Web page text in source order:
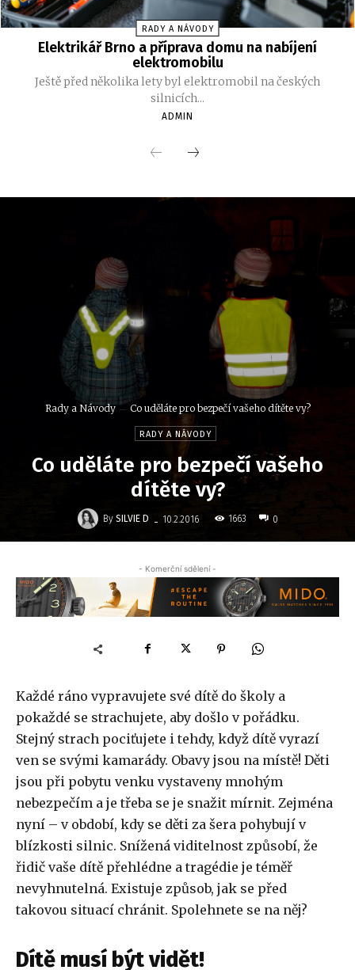
RADY A NÁVODY
Elektrikář Brno a příprava domu na nabíjení
elektromobilu
Ještě před několika lety byl elektromobil na českých
silnicích...
ADMIN